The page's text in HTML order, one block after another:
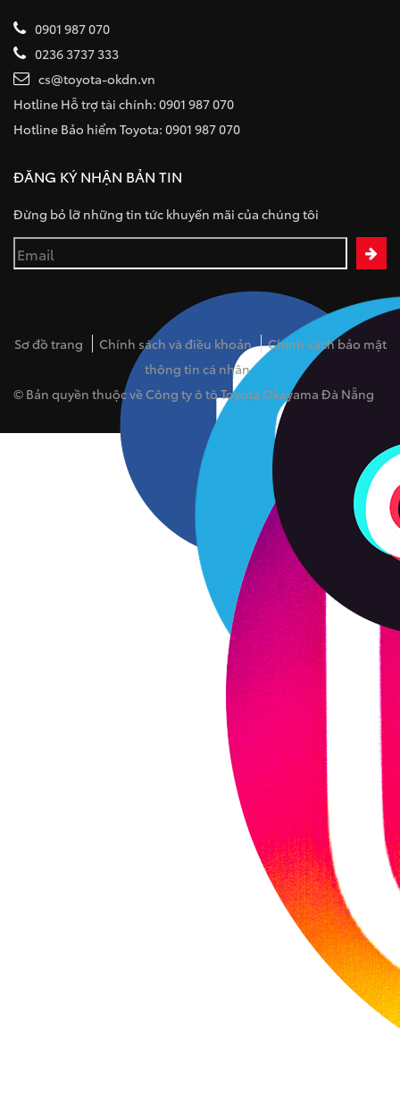
0901 987 070
0236 3737 333
cs@toyota-okdn.vn
Hotline Hỗ trợ tài chính: 0901 987 070
Hotline Bảo hiểm Toyota: 0901 987 070
ĐĂNG KÝ NHẬN BẢN TIN
Đừng bỏ lỡ những tin tức khuyến mãi của chúng tôi
Sơ đồ trang Chính sách và điều khoản
Chính sách bảo mật
thông tin cá nhân
© Bản quyền thuộc về Công ty ô tô Toyota Okayama Đà Nẵng